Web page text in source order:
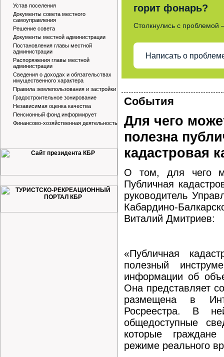
Устав поселения
Документы совета местного
самоуправления
Решение совета
Документы местной администрации
Постановления главы местной
администрации
Распоряжения главы местной
администрации
Сведения о доходах и обязательствах
имущественного характера
Правила землепользования и застройки
Градостроительное зонирование
Независимая оценка качества
Пенсионный фонд информирует
Финансово-хозяйственная деятельность
горит фонарь?
Столкнулись с
Написать о
События
Для чего
полезна
кадастровая
О том, для чего
Публичная
руководитель
Кабардино-
Виталий Дмитриев:
«Публичная
полезный
информации об
Она представляет
размещена в
Росреестра. В
общедоступные
которые
режиме реального